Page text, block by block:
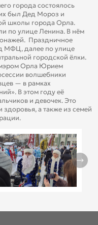
города состоялось
был Дед Мороз и
школы города Орла.
по улице Ленина. В нём
Праздничное
МФЦ, далее по улице
городской ёлки.
мэром Орла Юрием
волшебники
— в рамках
В этом году её
и девочек. Это
а также из семей